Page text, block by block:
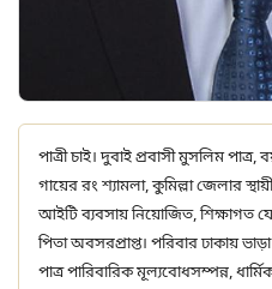
পাত্রী চাই। দুবাই প্রবাসী মুসলিম
গায়ের রং শ্যামলা, কুমিল্লা জেলার স্থায়ী
আইটি ব্যবসায় নিয়োজিত, শিক্ষাগত
পিতা অবসরপ্রাপ্ত। পরিবার ঢাকায়
পাত্র পারিবারিক মূল্যবোধসম্পন্ন,